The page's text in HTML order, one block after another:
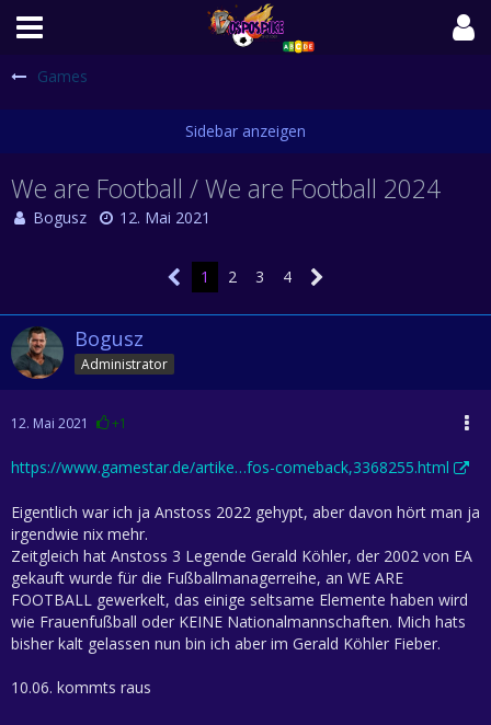
Games
We are Football / We are Football 2024
Bogusz 12. Mai 2021
1 2 3 4
Bogusz
Administrator
12. Mai 2021 +1
https://www.gamestar.de/artike…fos-comeback,3368255.html
Eigentlich war ich ja Anstoss 2022 gehypt, aber davon hört man ja
irgendwie nix mehr.
Zeitgleich hat Anstoss 3 Legende Gerald Köhler, der 2002 von EA
gekauft wurde für die Fußballmanagerreihe, an WE ARE
FOOTBALL gewerkelt, das einige seltsame Elemente haben wird
wie Frauenfußball oder KEINE Nationalmannschaften. Mich hats
bisher kalt gelassen nun bin ich aber im Gerald Köhler Fieber.
10.06. kommts raus